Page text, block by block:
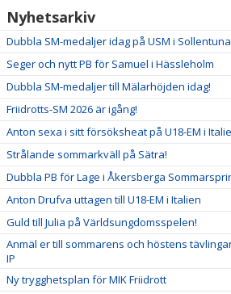
Nyhetsarkiv
Dubbla SM-medaljer idag på USM i Sollentuna
Seger och nytt PB för Samuel i Hässleholm
Dubbla SM-medaljer till Mälarhöjden idag!
Friidrotts-SM 2026 är igång!
Anton sexa i sitt försöksheat på U18-EM i
Strålande sommarkväll på Sätra!
Dubbla PB för Lage i Åkersberga
Anton Drufva uttagen till U18-EM i Italien
Guld till Julia på Världsungdomsspelen!
Anmäl er till sommarens och höstens
IP
Ny trygghetsplan för MIK Friidrott